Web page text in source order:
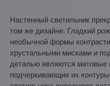
Настенный светильник
том же дизайне. Гладкий
необычной формы
хрустальными мисками и
деталью являются матовые
подчеркивающие их